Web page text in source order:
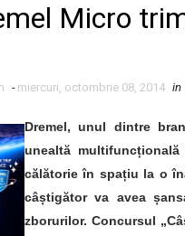
Micro
- miercuri, octombrie 08, 2014 in
Dremel, unul dintre
unealtă
călătorie în spațiu la o
câștigător va avea
zborurilor. Concursul